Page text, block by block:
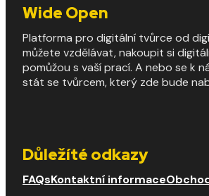
Wide Open
Platforma pro digitální tvůrce od
můžete vzdělávat, nakoupit si
pomůžou s vaší prací. A nebo se k
stát se tvůrcem, který zde bude
Důležíté odkazy
FAQsKontaktní informace